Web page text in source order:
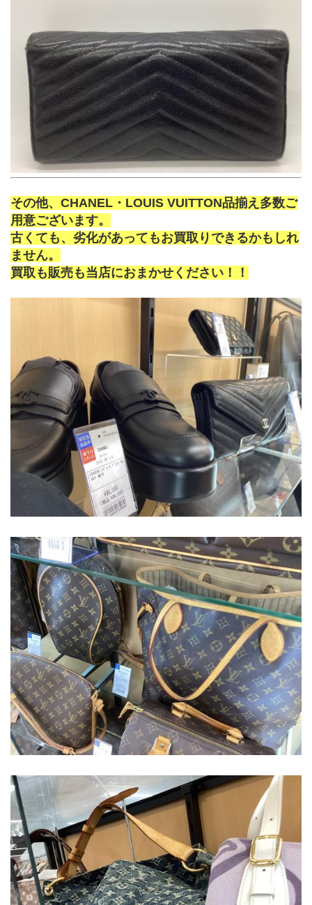
その他、CHANEL・LOUIS VUITTON品揃え多数ご
用意ございます。
古くても、劣化があってもお買取りできるかもしれ
ません。
買取も販売も当店におまかせください！！